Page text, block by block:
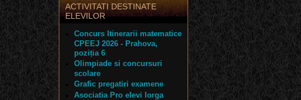
ACTIVITATI DESTINATE
ELEVILOR
Concurs Itinerarii matematice
CPEEJ 2026 - Prahova,
poziția 6
Olimpiade si concursuri
scolare
Grafic pregatiri examene
Asociatia Pro elevi Iorga